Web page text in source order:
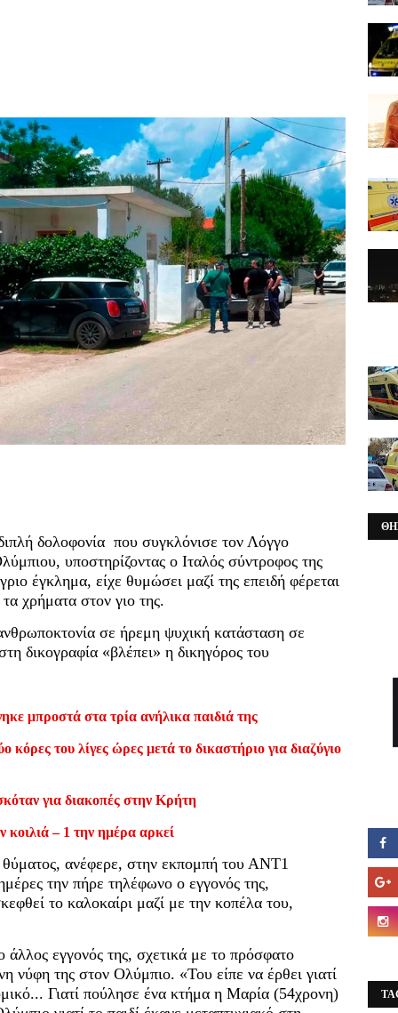
δολοφονία που συγκλόνισε τον Λόγγο
υποστηρίζοντας ο Ιταλός σύντροφος της
έγκλημα, είχε θυμώσει μαζί της επειδή φέρεται
χρήματα στον γιο της.
σε ήρεμη ψυχική κατάσταση σε
δικογραφία «βλέπει» η δικηγόρος του
μπροστά στα τρία ανήλικα παιδιά της
του λίγες ώρες μετά το δικαστήριο για διαζύγιο
για διακοπές στην Κρήτη
κοιλιά – 1 την ημέρα αρκεί
ανέφερε, στην εκπομπή του ΑΝΤ1
την πήρε τηλέφωνο ο εγγονός της,
το καλοκαίρι μαζί με την κοπέλα του,
άλλος εγγονός της, σχετικά με το πρόσφατο
νύφη της στον Ολύμπιο. «Του είπε να έρθει γιατί
Γιατί πούλησε ένα κτήμα η Μαρία (54χρονη)